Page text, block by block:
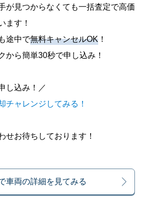
が見つからなくても一括査定で高価
ます！
途中で無料キャンセルOK ！
から簡単30秒で申し込み！
込み！／
チャレンジしてみる！
せお待ちしております！
車両の詳細を見てみる